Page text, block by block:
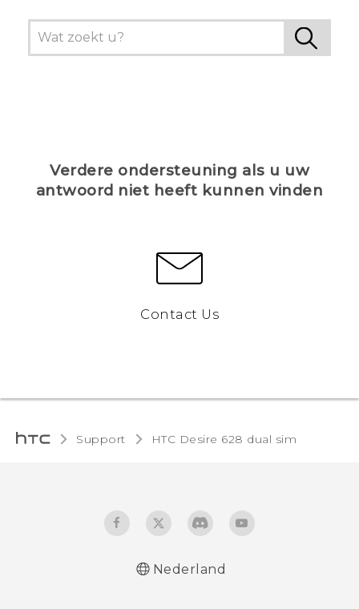
Verdere ondersteuning als u uw
antwoord niet heeft kunnen vinden
Contact Us
Support HTC Desire 628 dual sim‎
Nederland